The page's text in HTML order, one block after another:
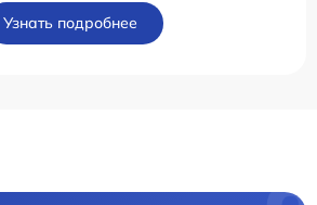
Узнать подробнее